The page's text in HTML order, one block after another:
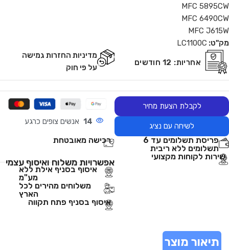
MFC 5895CW
MFC 6490CW
MFC J615W
מק"ט: LC1100C
אחריות: 12 חודשים
מדיניות החזרות גמישה
על פי חוק
לקבלת הצעת מחיר
לשיחה עם נציג 14 אנשים צופים כרגע
פריסת תשלומים עד 6
תשלומים ללא ריבית
רכישה מאובטחת
שירות לקוחות מקצועי
אפשרויות משלוח ואיסוף עצמי
איסוף בסניף אילת ללא
מע"מ
משלוחים מהירים לכל
הארץ
איסוף בסניף פתח תקווה
תיאור מוצר